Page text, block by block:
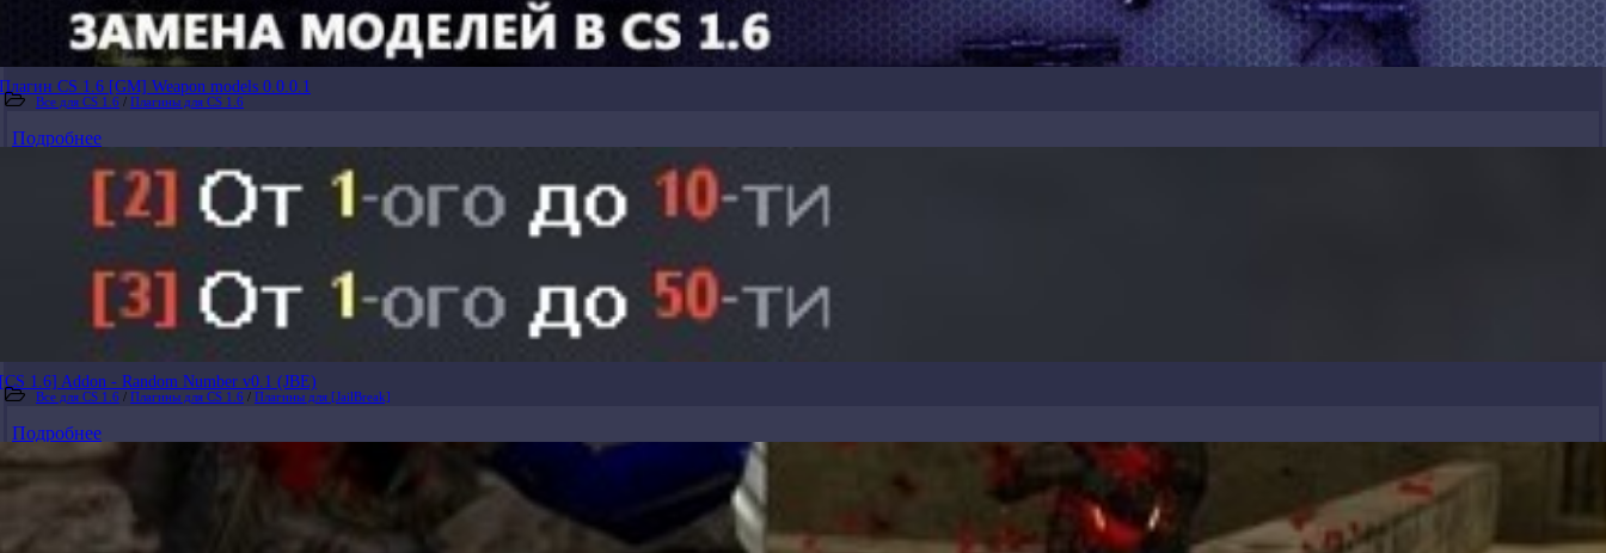
Плагин CS 1.6 [GM] Weapon models 0.0.0.1
Все для CS 1.6 / Плагины для CS 1.6
Подробнее
[CS 1.6] Addon - Random Number v0.1 (JBE)
Все для CS 1.6 / Плагины для CS 1.6 / Плагины для [JailBreak]
Подробнее